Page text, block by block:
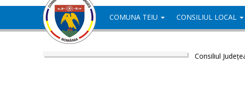
COMUNA TEIU CONSILIUL LOCAL
Consiliul